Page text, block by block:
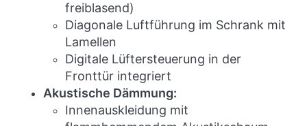
freiblasend)
Diagonale Luftführung im Schrank mit
Lamellen
Digitale Lüftersteuerung in der
Fronttür integriert
Akustische Dämmung:
Innenauskleidung mit